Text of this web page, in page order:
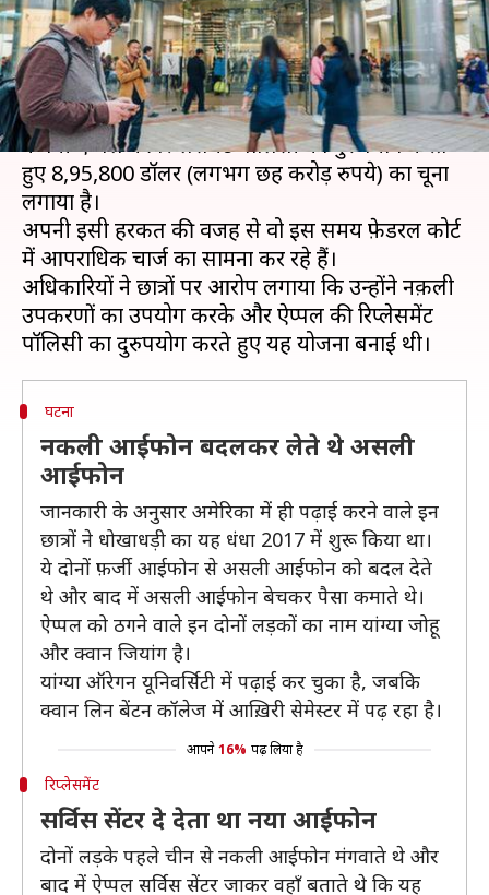
लेखन प्रदीप मौर्य Apr 06, 2019 02:06 pm
क्या है खबर?
चीन के दो इंजीनियरिंग के छात्रों ने मिलकर मोबाइल फोन
कंपनी ऐप्पल की रिप्लेसमेंट पॉलिसी का दुरुपयोग करते
हुए 8,95,800 डॉलर (लगभग छह करोड़ रुपये) का चूना
लगाया है।
अपनी इसी हरकत की वजह से वो इस समय फ़ेडरल कोर्ट
में आपराधिक चार्ज का सामना कर रहे हैं।
अधिकारियों ने छात्रों पर आरोप लगाया कि उन्होंने नक़ली
उपकरणों का उपयोग करके और ऐप्पल की रिप्लेसमेंट
घटना
नकली आईफोन बदलकर लेते थे असली
आईफोन
जानकारी के अनुसार अमेरिका में ही पढ़ाई करने वाले इन
छात्रों ने धोखाधड़ी का यह धंधा 2017 में शुरू किया था।
ये दोनों फ़र्जी आईफोन से असली आईफोन को बदल देते
थे और बाद में असली आईफोन बेचकर पैसा कमाते थे।
ऐप्पल को ठगने वाले इन दोनों लड़कों का नाम यांग्या जोहू
और क्वान जियांग है।
यांग्या ऑरेगन यूनिवर्सिटी में पढ़ाई कर चुका है, जबकि
क्वान लिन बेंटन कॉलेज में आख़िरी सेमेस्टर में पढ़ रहा है।
आपने 16% पढ़ लिया है
रिप्लेसमेंट
सर्विस सेंटर दे देता था नया आईफोन
दोनों लड़के पहले चीन से नकली आईफोन मंगवाते थे और
बाद में ऐप्पल सर्विस सेंटर जाकर वहाँ बताते थे कि यह